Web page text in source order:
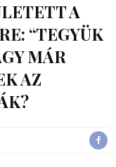
A
“TEGYÜK
MÁR
AZ